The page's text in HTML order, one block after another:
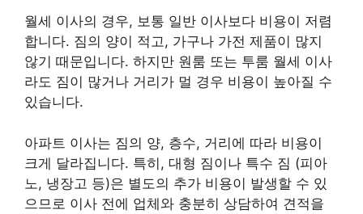
월세 이사의 경우, 보통 일반 이사보다 비용이 저렴
합니다. 짐의 양이 적고, 가구나 가전 제품이 많지
않기 때문입니다. 하지만 원룸 또는 투룸 월세 이사
라도 짐이 많거나 거리가 멀 경우 비용이 높아질 수
있습니다.
아파트 이사는 짐의 양, 층수, 거리에 따라 비용이
크게 달라집니다. 특히, 대형 짐이나 특수 짐 (피아
노, 냉장고 등)은 별도의 추가 비용이 발생할 수 있
으므로 이사 전에 업체와 충분히 상담하여 견적을